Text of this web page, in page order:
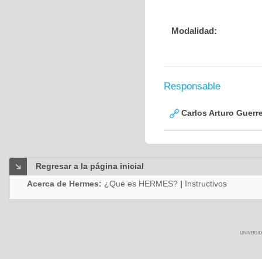
Modalidad:
Responsable
Carlos Arturo
Regresar a la página inicial
Acerca de Hermes: ¿Qué es HERMES? | Instructivos